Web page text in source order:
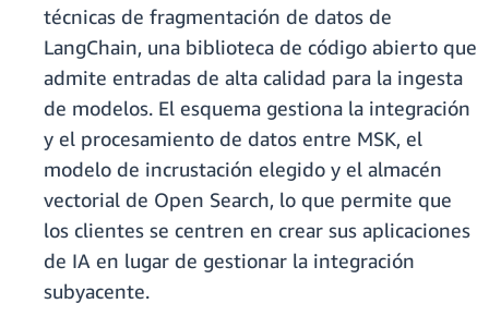
técnicas de fragmentación de datos de
LangChain, una biblioteca de código abierto que
admite entradas de alta calidad para la ingesta
de modelos. El esquema gestiona la integración
y el procesamiento de datos entre MSK, el
modelo de incrustación elegido y el almacén
vectorial de Open Search, lo que permite que
los clientes se centren en crear sus aplicaciones
de IA en lugar de gestionar la integración
subyacente.